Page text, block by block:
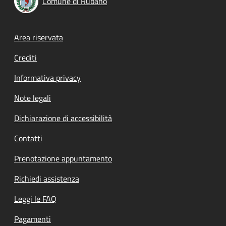
Footer menu
Area riservata
Crediti
Informativa privacy
Note legali
Dichiarazione di accessibilità
Contatti
Prenotazione appuntamento
Richiedi assistenza
Leggi le FAQ
Pagamenti